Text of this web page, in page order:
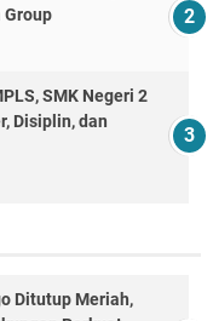
Group
SMK Negeri 2
Disiplin, dan
Ditutup Meriah,